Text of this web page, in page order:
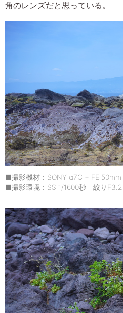
角のレンズだと思っている。
■撮影機材：SONY α7C + FE 50mm
■撮影環境：SS 1/1600秒 絞り